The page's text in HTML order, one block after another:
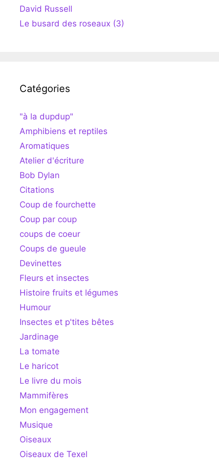
David Russell
Le busard des roseaux (3)
Catégories
"à la dupdup"
Amphibiens et reptiles
Aromatiques
Atelier d'écriture
Bob Dylan
Citations
Coup de fourchette
Coup par coup
coups de coeur
Coups de gueule
Devinettes
Fleurs et insectes
Histoire fruits et légumes
Humour
Insectes et p'tites bêtes
Jardinage
La tomate
Le haricot
Le livre du mois
Mammifères
Mon engagement
Musique
Oiseaux
Oiseaux de Texel